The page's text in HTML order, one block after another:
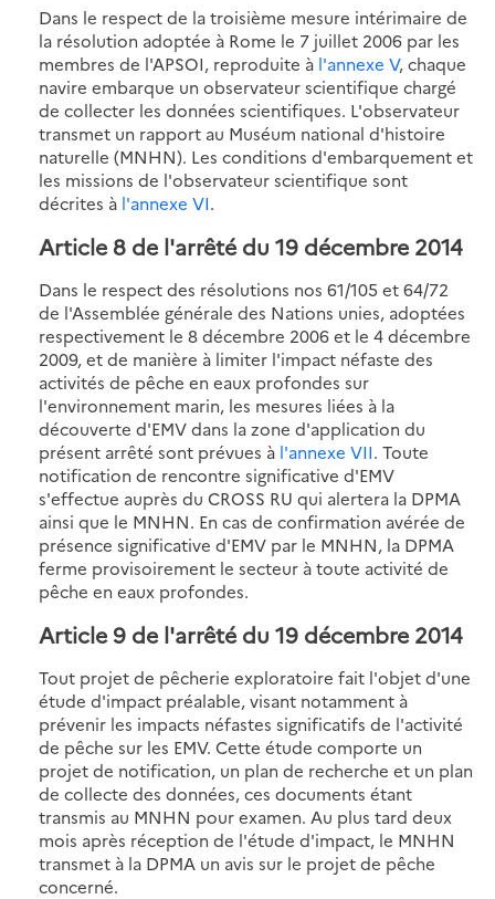
Dans le respect de la troisième mesure intérimaire de
la résolution adoptée à Rome le 7 juillet 2006 par les
membres de l'APSOI, reproduite à l'annexe V, chaque
navire embarque un observateur scientifique chargé
de collecter les données scientifiques. L'observateur
transmet un rapport au Muséum national d'histoire
naturelle (MNHN). Les conditions d'embarquement et
les missions de l'observateur scientifique sont
décrites à l'annexe VI.
Article 8 de l'arrêté du 19 décembre 2014
Dans le respect des résolutions nos 61/105 et 64/72
de l'Assemblée générale des Nations unies, adoptées
respectivement le 8 décembre 2006 et le 4 décembre
2009, et de manière à limiter l'impact néfaste des
activités de pêche en eaux profondes sur
l'environnement marin, les mesures liées à la
découverte d'EMV dans la zone d'application du
présent arrêté sont prévues à l'annexe VII. Toute
notification de rencontre significative d'EMV
s'effectue auprès du CROSS RU qui alertera la DPMA
ainsi que le MNHN. En cas de confirmation avérée de
présence significative d'EMV par le MNHN, la DPMA
ferme provisoirement le secteur à toute activité de
pêche en eaux profondes.
Article 9 de l'arrêté du 19 décembre 2014
Tout projet de pêcherie exploratoire fait l'objet d'une
étude d'impact préalable, visant notamment à
prévenir les impacts néfastes significatifs de l'activité
de pêche sur les EMV. Cette étude comporte un
projet de notification, un plan de recherche et un plan
de collecte des données, ces documents étant
transmis au MNHN pour examen. Au plus tard deux
mois après réception de l'étude d'impact, le MNHN
transmet à la DPMA un avis sur le projet de pêche
concerné.